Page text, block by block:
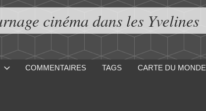
cinéma dans les Yvelines
COMMENTAIRES TAGS CARTE DU MONDE